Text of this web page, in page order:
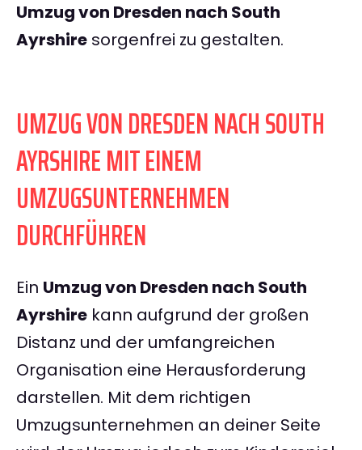
Umzug von Dresden nach South
Ayrshire sorgenfrei zu gestalten.
UMZUG VON DRESDEN NACH SOUTH
AYRSHIRE MIT EINEM
UMZUGSUNTERNEHMEN
DURCHFÜHREN
Ein Umzug von Dresden nach South
Ayrshire kann aufgrund der großen
Distanz und der umfangreichen
Organisation eine Herausforderung
darstellen. Mit dem richtigen
Umzugsunternehmen an deiner Seite